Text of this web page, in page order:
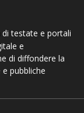
testate e portali
e
di diffondere la
pubbliche